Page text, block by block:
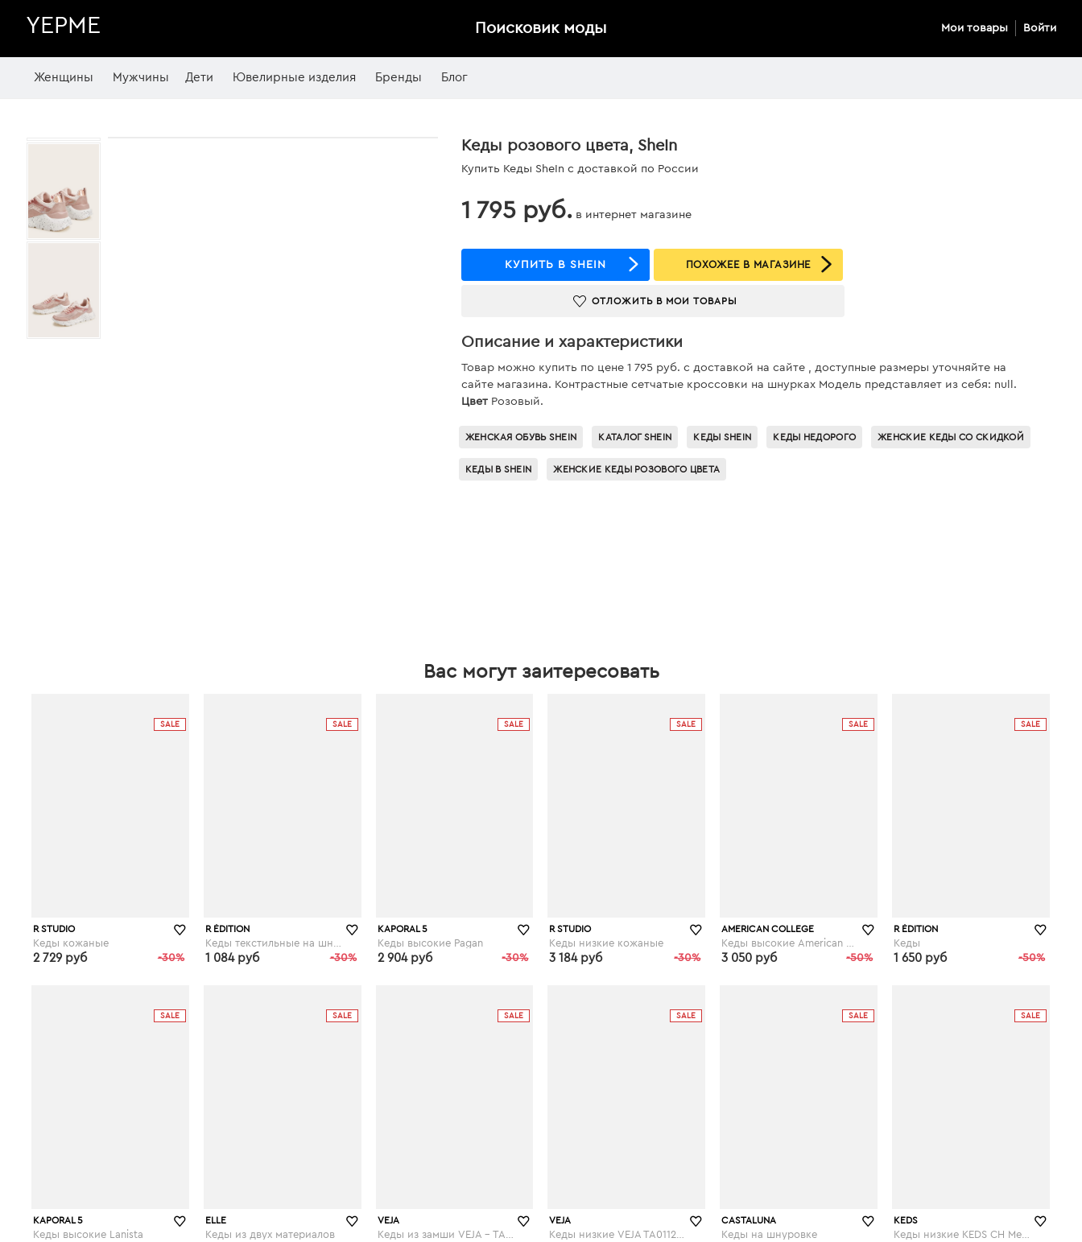
YEPME Поисковик моды Мои товары Войти
Женщины Мужчины Дети Ювелирные изделия Бренды Блог
Кеды розового цвета, SheIn
Купить Кеды SheIn с доставкой по России
1 795 руб. в интернет магазине
КУПИТЬ В SHEIN ПОХОЖЕЕ В МАГАЗИНЕ
ОТЛОЖИТЬ В МОИ ТОВАРЫ
Описание и характеристики
Товар можно купить по цене 1 795 руб. c доставкой на сайте , доступные размеры уточняйте на
сайте магазина. Контрастные сетчатые кроссовки на шнурках Модель представляет из себя: null.
Цвет Розовый.
ЖЕНСКАЯ ОБУВЬ SHEIN КАТАЛОГ SHEIN КЕДЫ SHEIN КЕДЫ НЕДОРОГО ЖЕНСКИЕ КЕДЫ СО СКИДКОЙ
КЕДЫ В SHEIN ЖЕНСКИЕ КЕДЫ РОЗОВОГО ЦВЕТА
Вас могут заитересовать
SALE
R STUDIO
Кеды кожаные
-30%
2 729 руб
SALE
R ÉDITION
-30%
1 084 руб
SALE
KAPORAL 5
Кеды высокие Pagan
-30%
2 904 руб
SALE
R STUDIO
Кеды низкие кожаные
-30%
3 184 руб
SALE
AMERICAN COLLEGE
-50%
3 050 руб
SALE
R ÉDITION
Кеды
-50%
1 650 руб
SALE
KAPORAL 5
Кеды высокие Lanista
SALE
ELLE
Кеды из двух материалов
SALE
VEJA
SALE
VEJA
SALE
CASTALUNA
Кеды на шнуровке
SALE
KEDS